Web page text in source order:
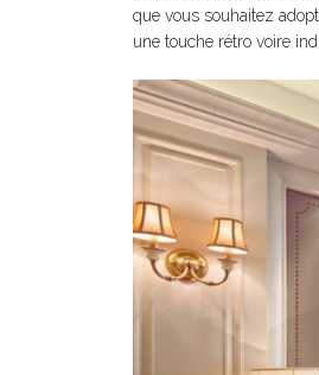
que vous souhaitez
une touche rétro voire